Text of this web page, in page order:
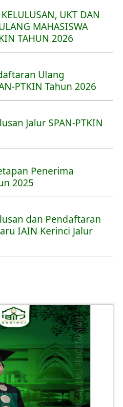
UKT DAN
MAHASISWA
TAHUN 2026
Ulang
PTKIN Tahun 2026
Jalur SPAN-PTKIN
Penerima
2025
dan Pendaftaran
IAIN Kerinci Jalur